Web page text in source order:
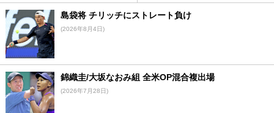
島袋将 チリッチにストレート負け
(2026年8月4日)
錦織圭/大坂なおみ組 全米OP混合複出場
(2026年7月28日)